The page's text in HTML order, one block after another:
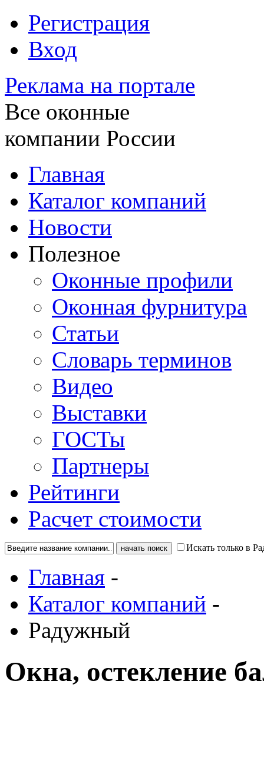
Регистрация
Вход
Реклама на портале
Все оконные
компании России
Главная
Каталог компаний
Новости
Полезное
Оконные профили
Оконная фурнитура
Статьи
Словарь терминов
Видео
Выставки
ГОСТы
Партнеры
Рейтинги
Расчет стоимости
Искать только в
Главная -
Каталог компаний -
Радужный
Окна, остекление